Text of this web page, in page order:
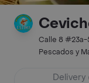
Calle 8 #23a-
Pescados y
Delivery